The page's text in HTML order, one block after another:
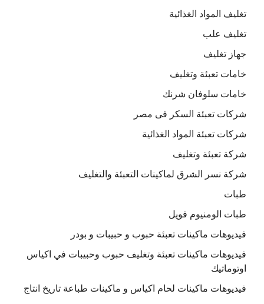
تغليف المواد الغذائية
تغليف علب
جهاز تغليف
خامات تعبئة وتغليف
خامات سلوفان شرنك
شركات تعبئة السكر فى مصر
شركات تعبئة المواد الغذائية
شركة تعبئة وتغليف
شركة نسر الشرق لماكينات التعبئة والتغليف
طبات
طبات الومنيوم فويل
فيديوهات ماكينات تعبئة حبوب و حبيبات و بودر
فيديوهات ماكينات تعبئة وتغليف حبوب وحبيبات في اكياس
اوتوماتيك
فيديوهات ماكينات لحام اكياس و ماكينات طباعة تاريخ انتاج